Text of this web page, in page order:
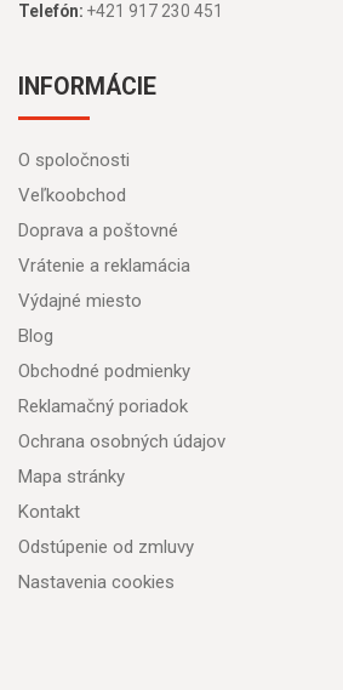
Telefón: +421 917 230 451
INFORMÁCIE
O spoločnosti
Veľkoobchod
Doprava a poštovné
Vrátenie a reklamácia
Výdajné miesto
Blog
Obchodné podmienky
Reklamačný poriadok
Ochrana osobných údajov
Mapa stránky
Kontakt
Odstúpenie od zmluvy
Nastavenia cookies